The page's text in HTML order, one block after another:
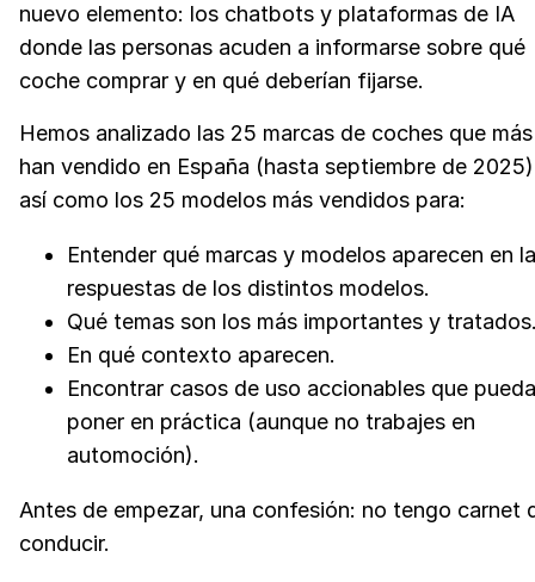
nuevo elemento: los chatbots y plataformas de IA
donde las personas acuden a informarse sobre qué
coche comprar y en qué deberían fijarse.
Hemos analizado las 25 marcas de coches que más
han vendido en España (hasta septiembre de
así como los 25 modelos más vendidos para:
Entender qué marcas y modelos aparecen en
respuestas de los distintos modelos.
Qué temas son los más importantes y
En qué contexto aparecen.
Encontrar casos de uso accionables que
poner en práctica (aunque no trabajes en
automoción).
Antes de empezar, una confesión: no tengo carnet
conducir.